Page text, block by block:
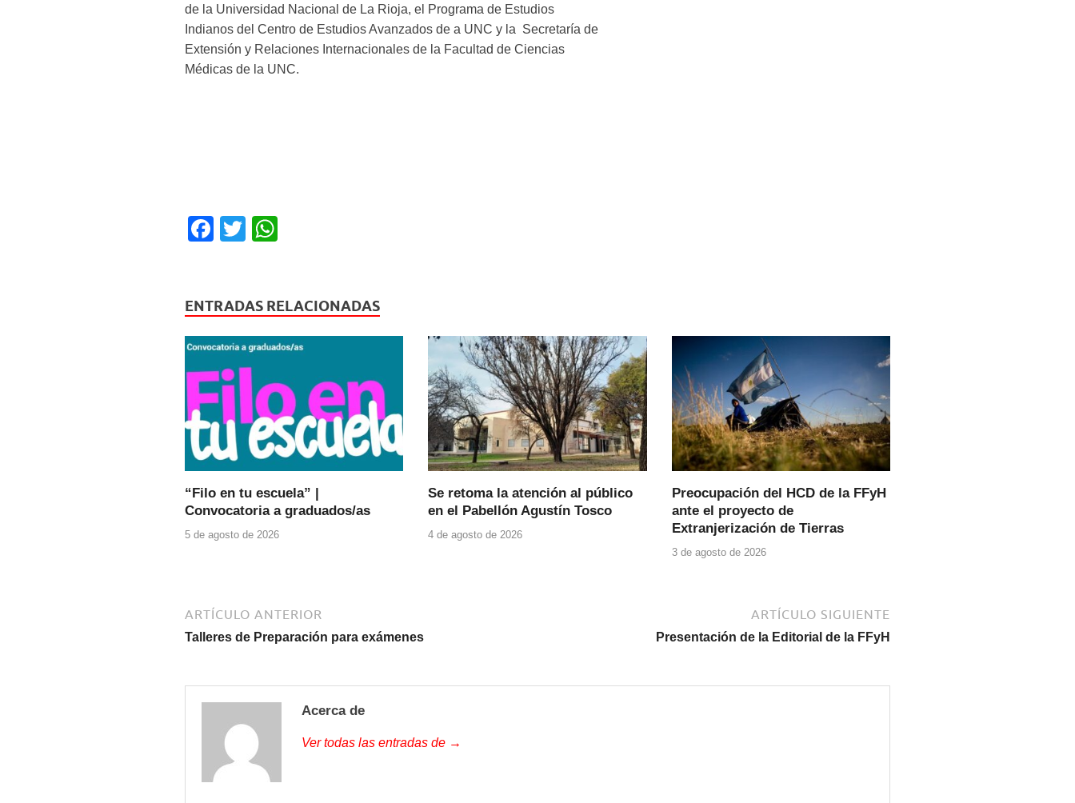
de la Universidad Nacional de La Rioja, el Programa de Estudios
Indianos del Centro de Estudios Avanzados de a UNC y la Secretaría de
Extensión y Relaciones Internacionales de la Facultad de Ciencias
Médicas de la UNC.
F
e
b
o
o
k
T
er s
A
p
p
ENTRADAS RELACIONADAS
“Filo en tu escuela” |
Convocatoria a graduados/as
5 de agosto de 2026
Se retoma la atención al público
en el Pabellón Agustín Tosco
4 de agosto de 2026
Preocupación del HCD de la FFyH
ante el proyecto de
Extranjerización de Tierras
3 de agosto de 2026
ARTÍCULO ANTERIOR
Talleres de Preparación para exámenes
ARTÍCULO SIGUIENTE
Presentación de la Editorial de la FFyH
Acerca de
Ver todas las entradas de →